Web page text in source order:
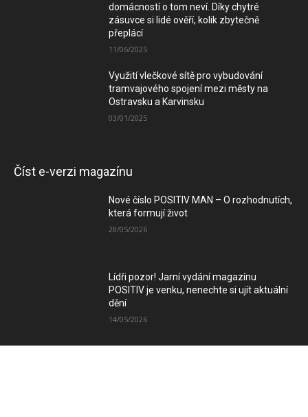
domácností o tom neví. Díky chytré
zásuvce si lidé ověří, kolik zbytečně
přeplácí
11/06/2025
Využití vlečkové sítě pro vybudování
tramvajového spojení mezi městy na
Ostravsku a Karvinsku
03/01/2025
Číst e-verzi magazínu
Nové číslo POSITIV MAN – O rozhodnutích,
která formují život
28/05/2026
Lídři pozor! Jarní vydání magazínu
POSITIV je venku, nenechte si ujít aktuální
dění
14/05/2026